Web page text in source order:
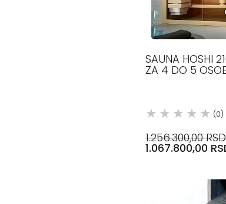
SAUNA HOSHI
ZA 4 DO 5
(0)
1.256.300,00 RSD
1.067.800,00